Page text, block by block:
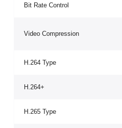
Bit Rate Control
Video Compression
H.264 Type
H.264+
H.265 Type